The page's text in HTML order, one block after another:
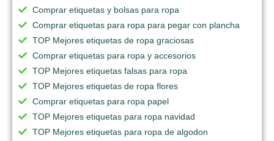
Comprar etiquetas y bolsas para ropa
Comprar etiquetas para ropa para pegar con plancha
TOP Mejores etiquetas de ropa graciosas
Comprar etiquetas para ropa y accesorios
TOP Mejores etiquetas falsas para ropa
TOP Mejores etiquetas de ropa flores
Comprar etiquetas para ropa papel
TOP Mejores etiquetas para ropa navidad
TOP Mejores etiquetas para ropa de algodon